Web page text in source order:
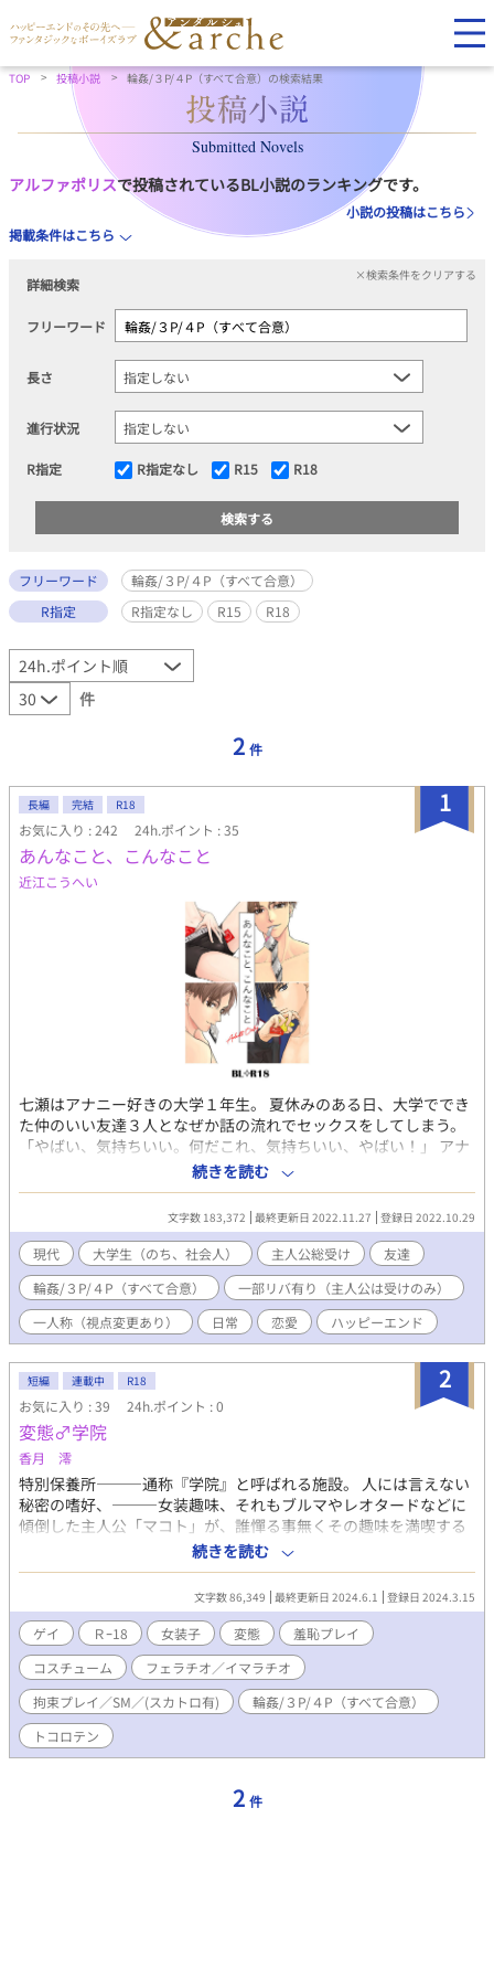
TOP 投稿小説 輪姦/３P/４P（すべて合意）の検索結果
Submitted Novels
アルファポリスで投稿されているBL小説のランキングです。
小説の投稿はこちら
掲載条件はこちら
詳細検索
×検索条件をクリアする
フリーワード
長さ
進行状況
R指定 R指定なし R15 R18
フリーワード
輪姦/３P/４P（すべて合意）
R指定
R指定なし R15 R18
件
2 件
1
長編 完結 R18
お気に入り : 242 24h.ポイント : 35
あんなこと、こんなこと
近江こうへい
七瀬はアナニー好きの大学１年生。 夏休みのある日、大学ででき
た仲のいい友達３人となぜか話の流れでセックスをしてしまう。
「やばい、気持ちいい。何だこれ、気持ちいい、やばい！」 アナ
ニーなんて子供だましにすぎなかったんだと気付いたら、すっか
りアナニーでは満足できない身体になってしまった七瀬。 そし
て、友達だったはずの有川・井田・宇山の３人もまた、どんどん
七瀬とのエロい遊びにハマっていってしまい……。 そこにあるの
は、性欲なのか友情なのか、それとも。 セックスに耽りつつもそ
れぞれの想いは少しずつ育ち、やがて長い長い恋愛に至る日々の
お話。 （エロ満載ですが、ちゃんと恋愛もしています） ※それぞ
れの登場人物視点 ※注意：一部リバ有り（主人公は受けのみ） ※
登場人物紹介イラストは、最終話の後 ※口語の雰囲気を重視し
あえて使っている箇所があります。気になる方もいらっしゃると
思いますが、お含みおきいただけると幸いです。 【ムーンライト
ノベルズで連載したものを一部改稿して転載】
続きを読む
文字数 183,372 最終更新日 2022.11.27 登録日 2022.10.29
現代 大学生（のち、社会人） 主人公総受け
友達
輪姦/３P/４P（すべて合意）
一部リバ有り（主人公は受けのみ）
一人称（視点変更あり）
日常 恋愛 ハッピーエンド
2
短編 連載中 R18
お気に入り : 39 24h.ポイント : 0
変態♂学院
香月 澪
特別保養所―――通称『学院』と呼ばれる施設。 人には言えない
秘密の嗜好、―――女装趣味、それもブルマやレオタードなどに
傾倒した主人公「マコト」が、誰憚る事無くその趣味を満喫する
場所。 そこに通う様になってから、初の長期休暇を利用して宿泊
する事にした「マコト」は、自覚も無く周囲を挑発してしまい、
予想を超える羞恥と恥辱に晒され、学友にはエッチな悪戯を仕掛
けられて、遂には・・・。
続きを読む
文字数 86,349 最終更新日 2024.6.1 登録日 2024.3.15
ゲイ Ｒｰ18 女装子 変態
羞恥プレイ
コスチューム
フェラチオ／イマラチオ
拘束プレイ／SM／(スカトロ有)
輪姦/３P/４P（すべて合意）
トコロテン
2 件